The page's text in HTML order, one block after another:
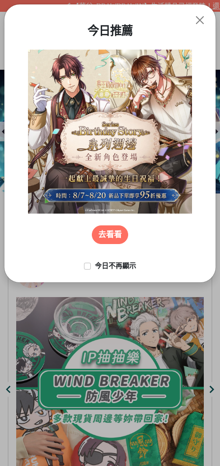
【夢谷xDRAWDRAWIN】生活精品已經登陸！還不
今日推薦
去看看
今日不再顯示